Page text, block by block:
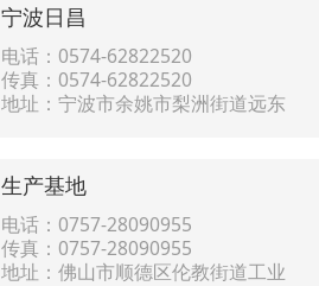
宁波日昌
电话：0574-62822520
传真：0574-62822520
地址：宁波市余姚市梨洲街道远东
生产基地
电话：0757-28090955
传真：0757-28090955
地址：佛山市顺德区伦教街道工业